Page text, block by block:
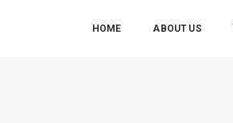
HOME ABOUT US